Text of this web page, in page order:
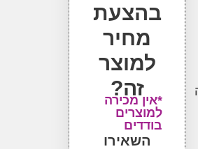
בהצעת
מחיר
למוצר
*אין מכירה
למוצרים
בודדים
השאירו